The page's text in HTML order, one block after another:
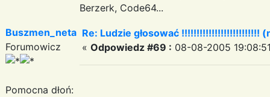
Berzerk, Code64...
Buszmen_neta
Forumowicz
Pomocna dłoń:
Re: Ludzie głosować !!!!!!!!!!!!!!!!!!!!!!!!!!
« Odpowiedz #69 : 08-08-2005